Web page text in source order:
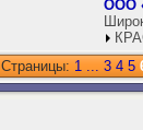
ООО
Страницы: 1 ... 3 4 5